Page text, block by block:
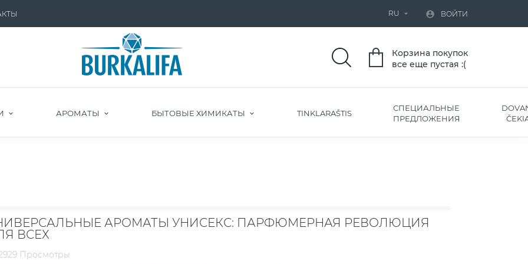
RU   ВОЙТИ
Корзина покупок
все еще пустая :(
АРОМАТЫ БЫТОВЫЕ ХИМИКАТЫ TINKLARAŠTIS
СПЕЦИАЛЬНЫЕ
ПРЕДЛОЖЕНИЯ
АРОМАТЫ УНИСЕКС: ПАРФЮМЕРНАЯ РЕВОЛЮЦИЯ
ВСЕХ
Просмотры